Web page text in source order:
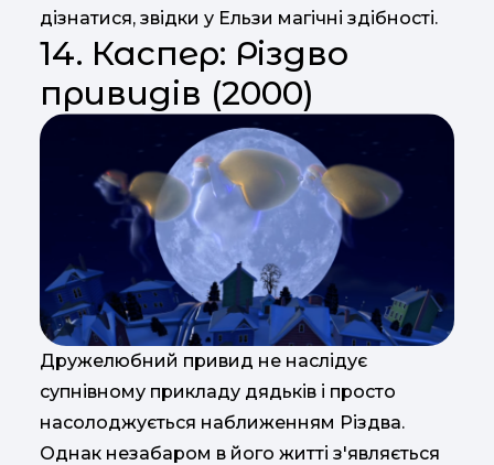
дізнатися, звідки у Ельзи магічні здібності.
14. Каспер: Різдво
привидів (2000)
Дружелюбний привид не наслідує
супнівному прикладу дядьків і просто
насолоджується наближенням Різдва.
Однак незабаром в його житті з'являється